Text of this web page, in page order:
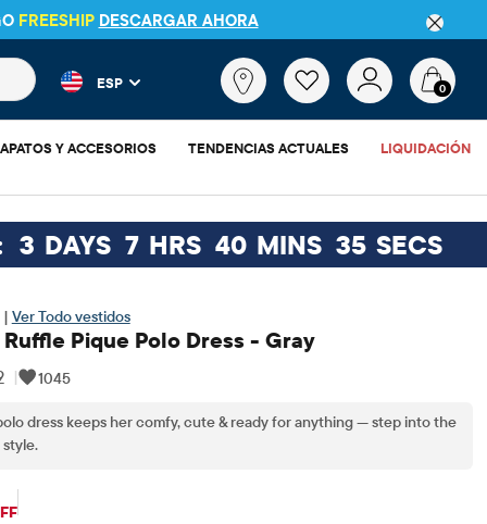
FREESHIP DESCARGAR AHORA
populares y los resultados de productos a medida que
ESP 0
Y ACCESORIOS TENDENCIAS ACTUALES LIQUIDACIÓN
3 DAYS 7 HRS 40 MINS 33 SECS
| Ver Todo vestidos
Pique Polo Dress - Gray
| 1045
dress keeps her comfy, cute & ready for anything — step into the
original: $24.95